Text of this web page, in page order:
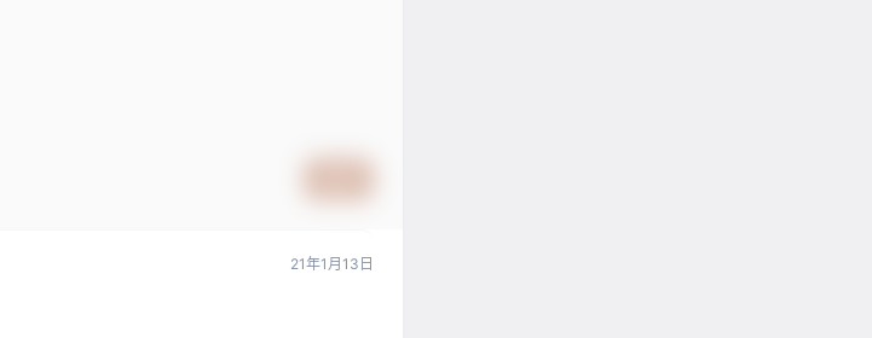
21年1月13日